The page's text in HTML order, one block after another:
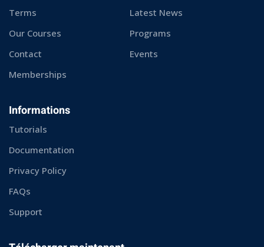
Terms
Latest News
Our Courses
Programs
Contact
Events
Memberships
Informations
Tutorials
Documentation
Privacy Policy
FAQs
Support